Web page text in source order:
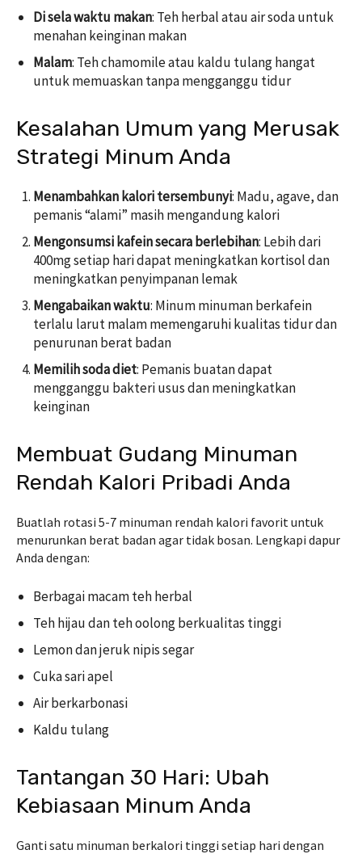
Di sela waktu makan: Teh herbal atau air soda untuk
menahan keinginan makan
Malam: Teh chamomile atau kaldu tulang hangat
untuk memuaskan tanpa mengganggu tidur
Kesalahan Umum yang Merusak
Strategi Minum Anda
Menambahkan kalori tersembunyi: Madu, agave, dan
pemanis “alami” masih mengandung kalori
Mengonsumsi kafein secara berlebihan: Lebih dari
400mg setiap hari dapat meningkatkan kortisol dan
meningkatkan penyimpanan lemak
Mengabaikan waktu: Minum minuman berkafein
terlalu larut malam memengaruhi kualitas tidur dan
penurunan berat badan
Memilih soda diet: Pemanis buatan dapat
mengganggu bakteri usus dan meningkatkan
keinginan
Membuat Gudang Minuman
Rendah Kalori Pribadi Anda
Buatlah rotasi 5-7 minuman rendah kalori favorit untuk
menurunkan berat badan agar tidak bosan. Lengkapi dapur
Anda dengan:
Berbagai macam teh herbal
Teh hijau dan teh oolong berkualitas tinggi
Lemon dan jeruk nipis segar
Cuka sari apel
Air berkarbonasi
Kaldu tulang
Tantangan 30 Hari: Ubah
Kebiasaan Minum Anda
Ganti satu minuman berkalori tinggi setiap hari dengan